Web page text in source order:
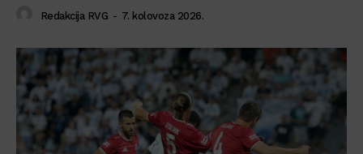
Redakcija RVG - 7. kolovoza 2026.